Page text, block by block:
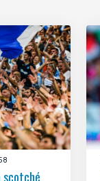
scotché